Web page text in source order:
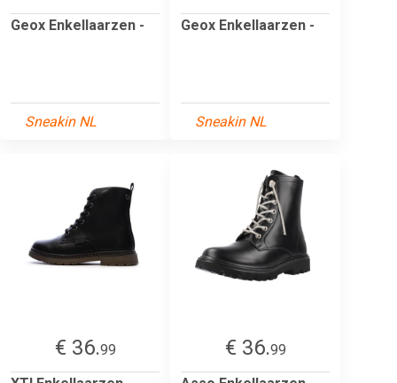
Geox Enkellaarzen -
Sneakin NL
Geox Enkellaarzen -
Sneakin NL
€ 36.99
€ 36.99